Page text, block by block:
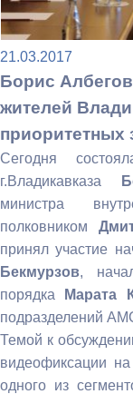
21.03.2017
Борис
жителей
приоритетных
Сегодня
г.Владикавказа
министра
полковником
принял участие
Бекмурзов,
порядка
Марата
подразделений
Темой к
видеофиксации на
одного из